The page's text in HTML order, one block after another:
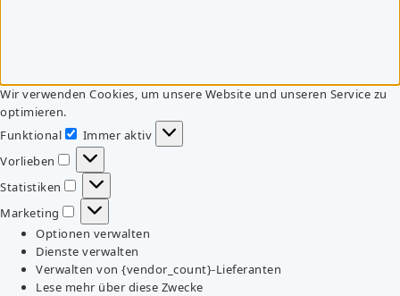
Wir verwenden Cookies, um unsere Website und unseren Service zu
optimieren.
Funktional
Funktional
Immer aktiv
Vorlieben
Vorlieben
Statistiken
Statistiken
Marketing
Marketing
Optionen verwalten
Dienste verwalten
Verwalten von {vendor_count}-Lieferanten
Lese mehr über diese Zwecke